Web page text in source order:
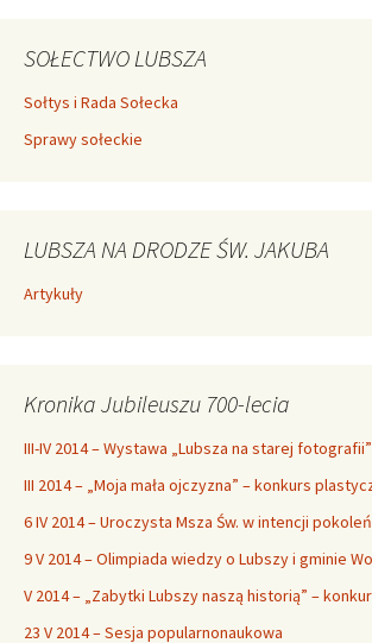
SOŁECTWO LUBSZA
Sołtys i Rada Sołecka
Sprawy sołeckie
LUBSZA NA DRODZE ŚW. JAKUBA
Artykuły
Kronika Jubileuszu 700-lecia
III-IV 2014 – Wystawa „Lubsza na starej fotografii”
III 2014 – „Moja mała ojczyzna” – konkurs
6 IV 2014 – Uroczysta Msza Św. w intencji pokoleń
9 V 2014 – Olimpiada wiedzy o Lubszy i gminie
V 2014 – „Zabytki Lubszy naszą historią” –
23 V 2014 – Sesja popularnonaukowa